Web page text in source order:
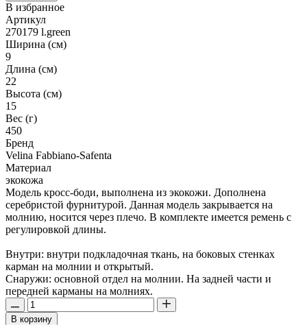
В избранное
Артикул
270179 l.green
Ширина (см)
9
Длина (см)
22
Высота (см)
15
Вес (г)
450
Бренд
Velina Fabbiano-Safenta
Материал
экокожа
Модель кросс-боди, выполнена из экокожи. Дополнена
серебристой фурнитурой. Данная модель закрывается на
молнию, носится через плечо. В комплекте имеется ремень с
регулировкой длины.
Внутри: внутри подкладочная ткань, на боковых стенках
карман на молнии и открытый.
Снаружи: основной отдел на молнии. На задней части и
передней карманы на молниях.
В корзину